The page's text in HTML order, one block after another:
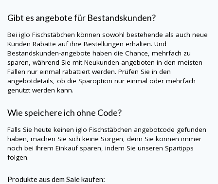
Gibt es angebote für Bestandskunden?
Bei iglo Fischstäbchen können sowohl bestehende als auch neue
Kunden Rabatte auf ihre Bestellungen erhalten. Und
Bestandskunden-angebote haben die Chance, mehrfach zu
sparen, während Sie mit Neukunden-angeboten in den meisten
Fällen nur einmal rabattiert werden. Prüfen Sie in den
angebotdetails, ob die Sparoption nur einmal oder mehrfach
genutzt werden kann.
Wie speichere ich ohne Code?
Falls Sie heute keinen iglo Fischstäbchen angebotcode gefunden
haben, machen Sie sich keine Sorgen, denn Sie können immer
noch bei Ihrem Einkauf sparen, indem Sie unseren Spartipps
folgen.
Produkte aus dem Sale kaufen: